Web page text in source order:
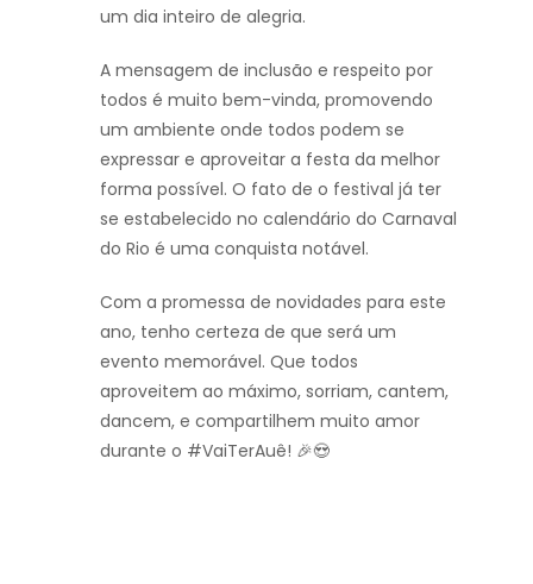
um dia inteiro de alegria.
A mensagem de inclusão e respeito por
todos é muito bem-vinda, promovendo
um ambiente onde todos podem se
expressar e aproveitar a festa da melhor
forma possível. O fato de o festival já ter
se estabelecido no calendário do Carnaval
do Rio é uma conquista notável.
Com a promessa de novidades para este
ano, tenho certeza de que será um
evento memorável. Que todos
aproveitem ao máximo, sorriam, cantem,
dancem, e compartilhem muito amor
durante o #VaiTerAuê! 🎉😍